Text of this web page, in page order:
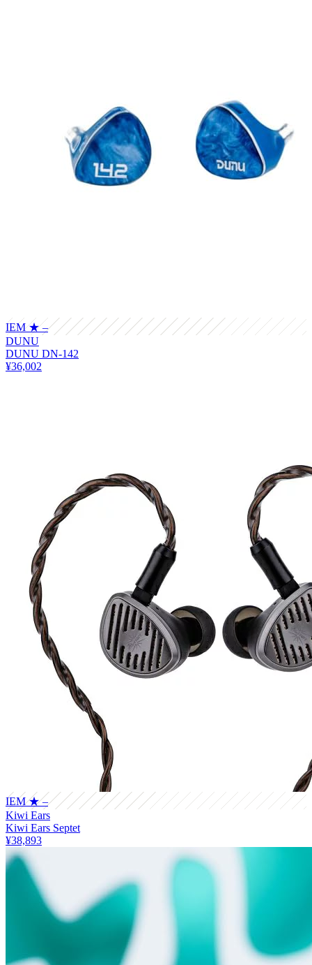
IEM ★ –
DUNU
DUNU DN-142
¥36,002
IEM ★ –
Kiwi Ears
Kiwi Ears Septet
¥38,893